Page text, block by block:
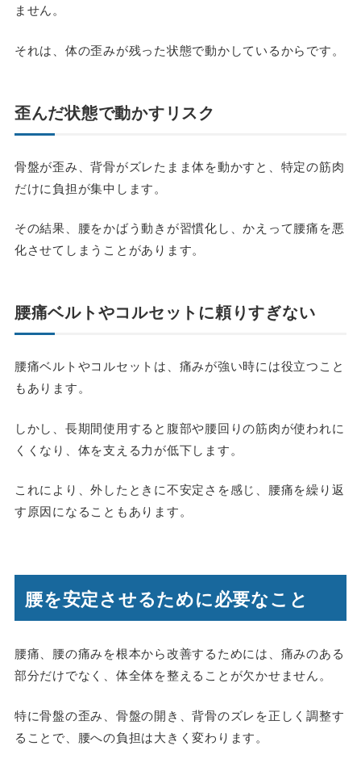
ません。
それは、体の歪みが残った状態で動かしているからです。
歪んだ状態で動かすリスク
骨盤が歪み、背骨がズレたまま体を動かすと、特定の筋肉
だけに負担が集中します。
その結果、腰をかばう動きが習慣化し、かえって腰痛を悪
化させてしまうことがあります。
腰痛ベルトやコルセットに頼りすぎない
腰痛ベルトやコルセットは、痛みが強い時には役立つこと
もあります。
しかし、長期間使用すると腹部や腰回りの筋肉が使われに
くくなり、体を支える力が低下します。
これにより、外したときに不安定さを感じ、腰痛を繰り返
す原因になることもあります。
腰を安定させるために必要なこと
腰痛、腰の痛みを根本から改善するためには、痛みのある
部分だけでなく、体全体を整えることが欠かせません。
特に骨盤の歪み、骨盤の開き、背骨のズレを正しく調整す
ることで、腰への負担は大きく変わります。